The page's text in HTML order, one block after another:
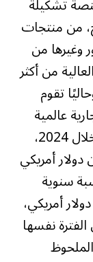
منتج، من منتجات
وغيرها من
من أكثر
تقوم
عالمية
وأخرى تابعة لخطوط إنتاجها الحصرية. وخلال 2024،
بواقع 186 مليون دولار أمريكي
سنوية
الربح 17.6 مليون دولار أمريكي،
نفسها